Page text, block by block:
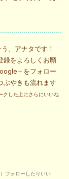
、アナタです！
録をよろしくお願
＋をフォロー
ぶやきも流れます
クした上にさらにいいね
フォローしたりいい